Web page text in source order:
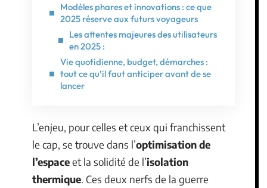
Modèles phares et innovations : ce que
2025 réserve aux futurs voyageurs
Les attentes majeures des utilisateurs
en 2025 :
Vie quotidienne, budget, démarches :
tout ce qu’il faut anticiper avant de se
lancer
L’enjeu, pour celles et ceux qui franchissent
le cap, se trouve dans l’optimisation de
l’espaceet la solidité de l’isolation
thermique. Ces deux nerfs de la guerre